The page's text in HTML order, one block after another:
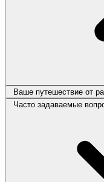
Ваше путешествие от
Часто задаваемые